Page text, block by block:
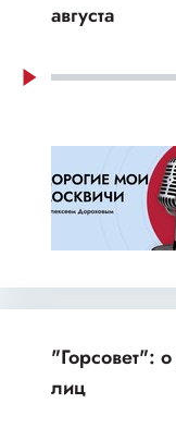
августа
"Горсовет":
лиц